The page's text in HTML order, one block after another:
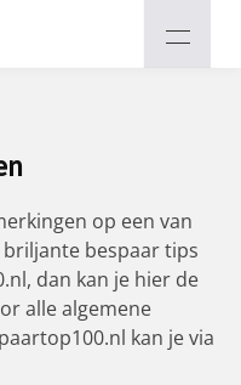
op een van
bespaar tips
dan kan je hier de
alle algemene
kan je via